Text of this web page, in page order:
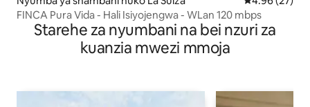
FINCA Pura Vida - Hali Isiyojengwa - WLan 120 mbps
Starehe za nyumbani na bei nzuri za
kuanzia mwezi mmoja